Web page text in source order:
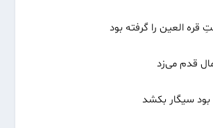
قره العین را گرفته بود
قدم می‌زد
بود سیگار بکشد